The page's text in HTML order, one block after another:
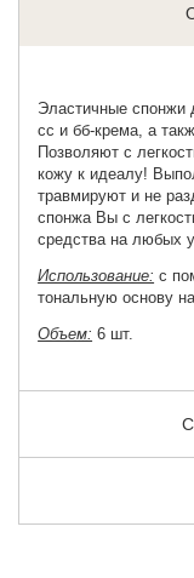
Эластичные спонжи
сс и бб-крема, а
Позволяют с
кожу к идеалу!
травмируют и не
спонжа Вы с
средства на любых
Использование: с
тональную основу
Объем: 6 шт.